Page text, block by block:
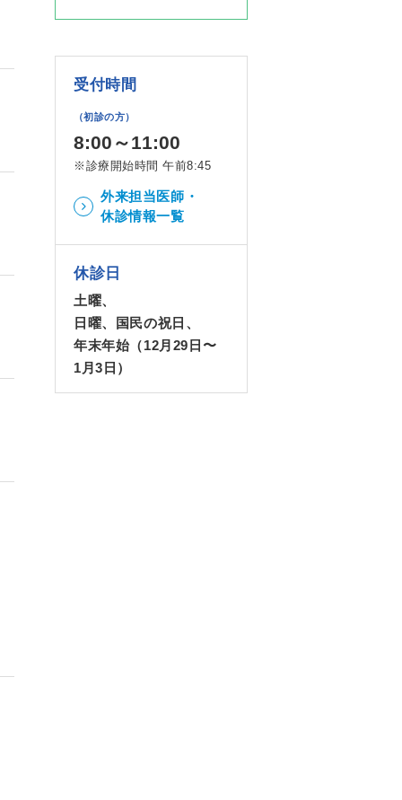
受付時間
（初診の方）
8:00～11:00
※診療開始時間 午前8:45
外来担当医師・
休診情報一覧
休診日
土曜、
日曜、国民の祝日、
年末年始（12月29日〜
1月3日）